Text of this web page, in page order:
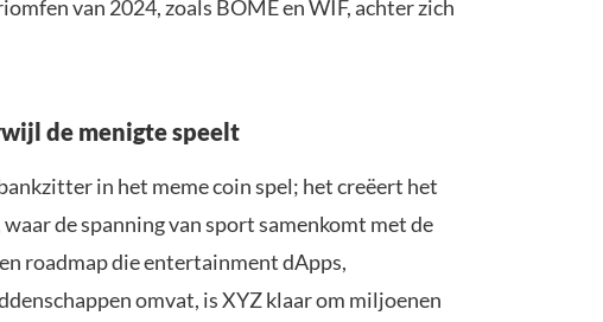
van 2024, zoals BOME en WIF, achter zich
de menigte speelt
in het meme coin spel; het creëert het
de spanning van sport samenkomt met de
roadmap die entertainment dApps,
omvat, is XYZ klaar om miljoenen